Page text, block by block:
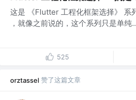
这是 《Flutter 工程化框架选择》 系
，就像之前说的，这个系列只是单纯
525
orztassel 赞了这篇文章